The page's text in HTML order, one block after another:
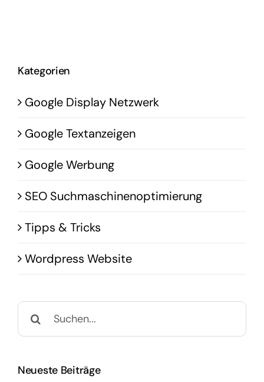
Kategorien
Google Display Netzwerk
Google Textanzeigen
Google Werbung
SEO Suchmaschinenoptimierung
Tipps & Tricks
Wordpress Website
Suche
nach:
Neueste Beiträge